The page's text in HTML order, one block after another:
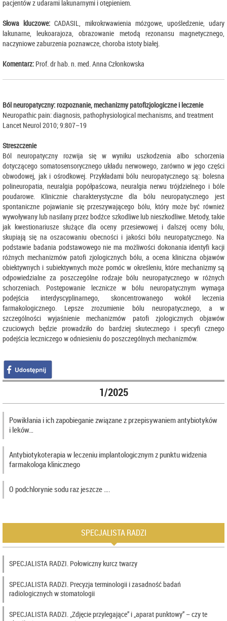
pacjentów z udarami lakunarnymi i otępieniem.
Słowa kluczowe: CADASIL, mikrokrwawienia mózgowe, upośledzenie, udary
lakunarne, leukoarajoza, obrazowanie metodą rezonansu magnetycznego,
naczyniowe zaburzenia poznawcze, choroba istoty białej.
Komentarz: Prof. dr hab. n. med. Anna Członkowska
Ból neuropatyczny: rozpoznanie, mechanizmy patofizjologiczne i leczenie
Neuropathic pain: diagnosis, pathophysiological mechanisms, and treatment
Lancet Neurol 2010; 9:807–19
Streszczenie
Ból neuropatyczny rozwija się w wyniku uszkodzenia albo schorzenia
dotyczącego somatosensorycznego układu nerwowego, zarówno w jego części
obwodowej, jak i ośrodkowej. Przykładami bólu neuropatycznego są: bolesna
polineuropatia, neuralgia popółpaścowa, neuralgia nerwu trójdzielnego i bóle
poudarowe. Klinicznie charakterystyczne dla bólu neuropatycznego jest
spontaniczne pojawianie się przeszywającego bólu, który może być również
wywoływany lub nasilany przez bodźce szkodliwe lub nieszkodliwe. Metody, takie
jak kwestionariusze służące dla oceny przesiewowej i dalszej oceny bólu,
skupiają się na oszacowaniu obecności i jakości bólu neuropatycznego. Na
podstawie badania podstawowego nie ma możliwości dokonania identyfi kacji
różnych mechanizmów patofi zjologicznych bólu, a ocena kliniczna objawów
obiektywnych i subiektywnych może pomóc w określeniu, które mechanizmy są
odpowiedzialne za poszczególne rodzaje bólu neuropatycznego w różnych
schorzeniach. Postępowanie lecznicze w bólu neuropatycznym wymaga
podejścia interdyscyplinarnego, skoncentrowanego wokół leczenia
farmakologicznego. Lepsze zrozumienie bólu neuropatycznego, a w
szczególności wyjaśnienie mechanizmów patofi zjologicznych objawów
czuciowych będzie prowadziło do bardziej skutecznego i specyfi cznego
podejścia leczniczego w odniesieniu do poszczególnych mechanizmów.
1/2025
Powikłania i ich zapobieganie związane z przepisywaniem antybiotyków
i leków…
Antybiotykoterapia w leczeniu implantologicznym z punktu widzenia
farmakologa klinicznego
O podchlorynie sodu raz jeszcze ….
SPECJALISTA RADZI
SPECJALISTA RADZI. Połowiczny kurcz twarzy
SPECJALISTA RADZI. Precyzja terminologii i zasadność badań
radiologicznych w stomatologii
SPECJALISTA RADZI. „Zdjęcie przylegające” i „aparat punktowy” – czy te